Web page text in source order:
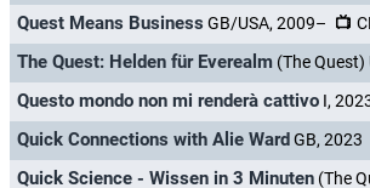
Quest Means Business GB/USA, 2009–
The Quest: Helden für Everealm (The Quest)
Questo mondo non mi renderà cattivo I,
Quick Connections with Alie WardGB, 2023
Quick Science - Wissen in 3 Minuten (The